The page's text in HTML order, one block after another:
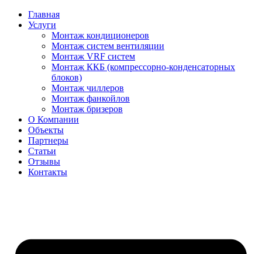
Главная
Услуги
Монтаж кондиционеров
Монтаж cистем вентиляции
Монтаж VRF систем
Монтаж ККБ (компрессорно-конденсаторных
блоков)
Монтаж чиллеров
Монтаж фанкойлов
Монтаж бризеров
О Компании
Объекты
Партнеры
Статьи
Отзывы
Контакты